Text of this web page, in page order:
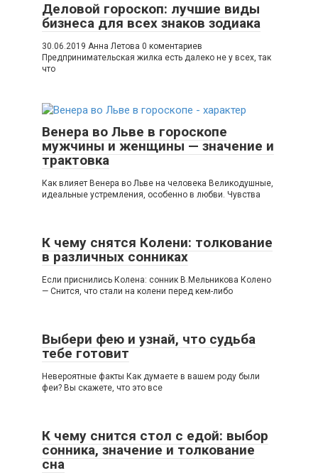
Деловой гороскоп: лучшие виды
бизнеса для всех знаков зодиака
30.06.2019 Анна Летова 0 коментариев
Предпринимательская жилка есть далеко не у всех, так
что
Венера во Льве в гороскопе
мужчины и женщины — значение и
трактовка
Как влияет Венера во Льве на человека Великодушные,
идеальные устремления, особенно в любви. Чувства
К чему снятся Колени: толкование
в различных сонниках
Если приснились Колена: сонник В.Мельникова Колено
— Снится, что стали на колени перед кем-либо
Выбери фею и узнай, что судьба
тебе готовит
Невероятные факты Как думаете в вашем роду были
феи? Вы скажете, что это все
К чему снится стол с едой: выбор
сонника, значение и толкование
сна